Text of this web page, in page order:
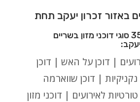
באזור זכרון יעקב תחת
בחרו מתוך מעל 35 סוגי דוכני מזון בשריים
| דוכן על האש | דוכן
| דוכן שווארמה
לאירועים | דוכני מזון